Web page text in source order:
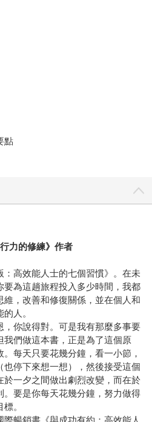
點
力的修練》作者
高效能人士的七個習慣》。在未
要為這趟旅程投入多少時間，我都
，改善和修復關係，並在個人和
人。
你說得對。可是我有那麼多事要
們做這本書，正是為了這個原
每天只要花幾分鐘，看一小節，
停下來想一想），然後接受這個
一夕之間做出劇烈改變，而在於
要是你每天花幾分鐘，努力做得
。
暢銷書《與成功有約：高效能人